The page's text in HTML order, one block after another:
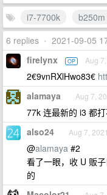
i7-7700k
b250m
6 replies • 2021-09-05
firelynx OP Aug
2€9vnRXlHwo83€
alamaya Aug 7,
77k 连最新的 i3 都
also24 Aug 7, 2021
@alamaya #2
看了一眼，收 U 贩
的